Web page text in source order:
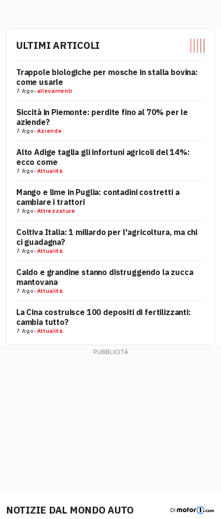
ULTIMI ARTICOLI
Trappole biologiche per mosche in stalla bovina:
come usarle
7 Ago-allevamenti
Siccità in Piemonte: perdite fino al 70% per le
aziende?
7 Ago-Aziende
Alto Adige taglia gli infortuni agricoli del 14%:
ecco come
7 Ago-Attualità
Mango e lime in Puglia: contadini costretti a
cambiare i trattori
7 Ago-Attrezzature
Coltiva Italia: 1 miliardo per l'agricoltura, ma chi
ci guadagna?
7 Ago-Attualità
Caldo e grandine stanno distruggendo la zucca
mantovana
7 Ago-Attualità
La Cina costruisce 100 depositi di fertilizzanti:
cambia tutto?
7 Ago-Attualità
NOTIZIE DAL MONDO AUTO DI